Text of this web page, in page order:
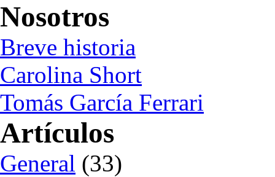
Nosotros
Breve historia
Carolina Short
Tomás García Ferrari
Artículos
General (33)